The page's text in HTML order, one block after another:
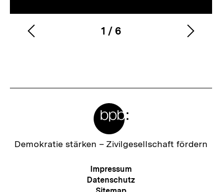
Karussellinhalt
1
von
/ 6
Vorherigen
Zur
Demokratie stärken – Zivilgesellschaft fördern
Meta-
Navigation
Impressum
Datenschutz